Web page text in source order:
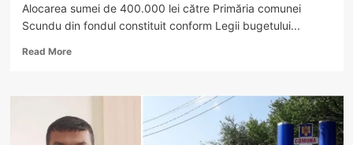
Alocarea sumei de 400.000 lei către Primăria comunei
Scundu din fondul constituit conform Legii bugetului...
Read MoreRead
Planurile
Mihai
Blejan